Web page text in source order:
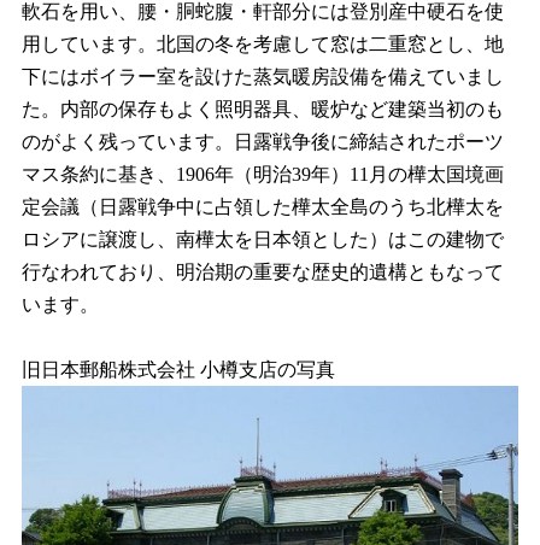
軟石を用い、腰・胴蛇腹・軒部分には登別産中硬石を使
用しています。北国の冬を考慮して窓は二重窓とし、地
下にはボイラー室を設けた蒸気暖房設備を備えていまし
た。内部の保存もよく照明器具、暖炉など建築当初のも
のがよく残っています。日露戦争後に締結されたポーツ
マス条約に基き、1906年（明治39年）11月の樺太国境画
定会議（日露戦争中に占領した樺太全島のうち北樺太を
ロシアに譲渡し、南樺太を日本領とした）はこの建物で
行なわれており、明治期の重要な歴史的遺構ともなって
います。
旧日本郵船株式会社 小樽支店の写真